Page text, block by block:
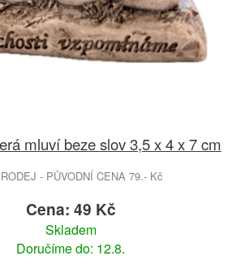
mluví beze slov 3,5 x 4 x 7 cm
- PŮVODNÍ CENA 79.- Kč
Cena: 49 Kč
Skladem
Doručíme do: 12.8.